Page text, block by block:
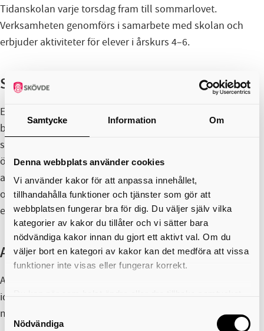
Samtycke Information Om
Denna webbplats använder cookies
Vi använder kakor för att anpassa innehållet,
tillhandahålla funktioner och tjänster som gör att
webbplatsen fungerar bra för dig. Du väljer själv vilka
kategorier av kakor du tillåter och vi sätter bara
nödvändiga kakor innan du gjort ett aktivt val. Om du
väljer bort en kategori av kakor kan det medföra att vissa
funktioner inte visas eller fungerar korrekt.
användning av kakor som du hittar längst ner på sidan
Samtyckesval
Nödvändiga
Tidanskolan varje torsdag fram till sommarlovet.
Verksamheten genomförs i samarbete med skolan och
erbjuder aktiviteter för elever i årskurs 4–6.
Samverkan och inkludering i Skövde
En viktig del av After School är att skapa möten mellan
barn och unga från olika delar av Skövde kommun, med
särskilt fokus på att stärka integrationen mellan Ryd och
övriga områden. Genom samarbete med föreningsliv och
andra verksamheter skapas relationer mellan deltagare
och vuxna förebilder som kan inspirera till fortsatt
engagemang i fritidslivet.
Aktiviteter utifrån behov
After School erbjuder också aktiviteter som utgår från
identifierade behov hos eleverna. Dessa tas fram i dialog
mellan skolans rektor och verksamhetens koordinator.